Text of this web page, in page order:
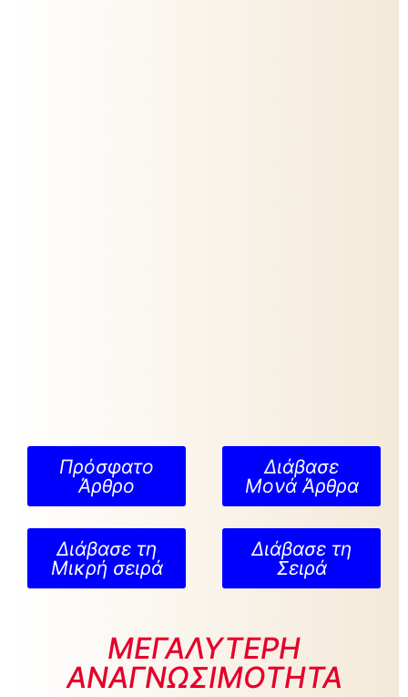
Πρόσφατο
Άρθρο
Διάβασε
Μονά Άρθρα
Διάβασε τη
Μικρή σειρά
Διάβασε τη
Σειρά
ΜΕΓΑΛΥΤΕΡΗ
ΑΝΑΓΝΩΣΙΜΟΤΗΤΑ